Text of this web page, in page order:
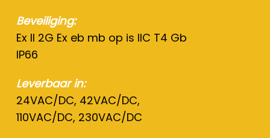
Beveiliging:
Ex II 2G Ex eb mb op is IIC T4 Gb
IP66
Leverbaar in:
24VAC/DC, 42VAC/DC,
110VAC/DC, 230VAC/DC